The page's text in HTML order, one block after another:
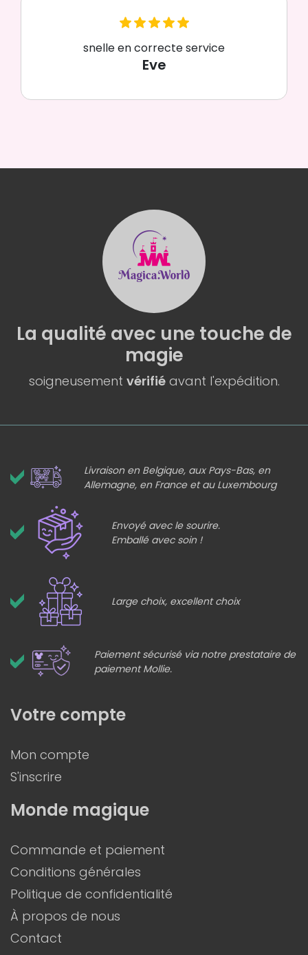
snelle en correcte service
Eve
La qualité avec une touche de
magie
soigneusement vérifiéavant l'expédition.
Livraison en Belgique, aux Pays-Bas, en
Allemagne, en France et au Luxembourg
Envoyé avec le sourire.
Emballé avec soin !
Large choix, excellent choix
Paiement sécurisé via notre prestataire de
paiement Mollie.
Monde magique
Commande et paiement
Conditions générales
Politique de confidentialité
À propos de nous
Contact
Votre compte
Mon compte
S'inscrire